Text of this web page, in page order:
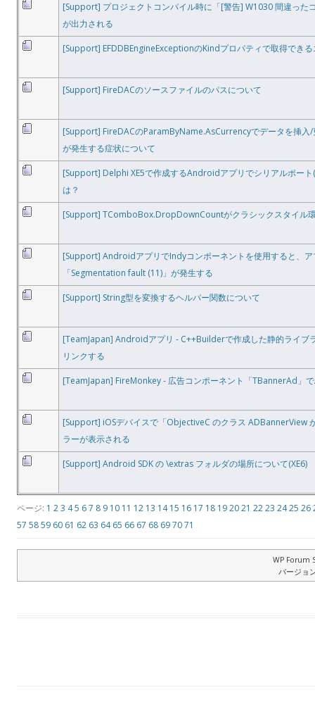
[Support] プロジェクトコンパイル時に「[警告] W1030 間違った
が出力される
[Support] EFDDBEngineExceptionのKindプロパティで取得でき
[Support] FireDACのソースファイルのパスについて
[Support] FireDACのParamByName.AsCurrencyでデータを挿入/
が発生する症状について
[Support] Delphi XE5で作成するAndroidアプリでシリアルポート
は？
[Support] TComboBox.DropDownCountがクラシックスタイル
[Support] AndroidアプリでIndyコンポーネントを使用すると、ア
「Segmentation fault (11)」が発生する
[Support] String型を変換するヘルパー関数について
[TeamJapan] Androidアプリ - C++Builderで作成した静的ライブ
リンクする
[TeamJapan] FireMonkey - 広告コンポーネント「TBannerAd」
[Support] iOSデバイスで「ObjectiveC のクラス ADBannerView
ラーが表示される
[Support] Android SDK の \extras フォルダの場所について(XE6)
ページ: 1 23 45 67 8 9 10 11 12 13 14 15 16 17 18 192021 2223 2425 26
57 5859 60 61 62 63 64 65 66 67 68 697071
WP Forum
バージョ